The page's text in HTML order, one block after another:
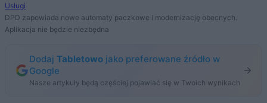
Usługi
DPD zapowiada nowe automaty paczkowe i modernizację obecnych.
Aplikacja nie będzie niezbędna
Dodaj Tabletowo jako preferowane źródło w
Google
Nasze artykuły będą częściej pojawiać się w Twoich wynikach